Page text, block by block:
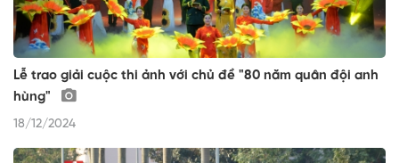
Lễ trao giải cuộc thi ảnh với chủ đề "80 năm quân đội anh
hùng"
18/12/2024